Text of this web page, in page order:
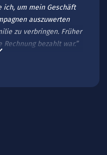
ich, um mein Geschäft
auszuwerten
zu verbringen. Früher
bezahlt war.”